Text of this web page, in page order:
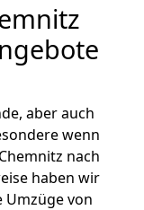
aber auch
wenn
nach
haben wir
Umzüge von